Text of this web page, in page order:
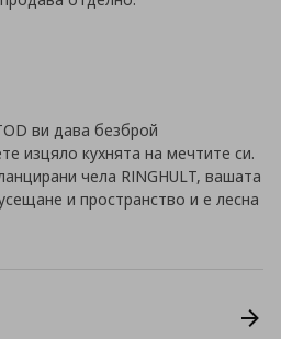
ви дава безброй
изцяло кухнята на мечтите си.
чела RINGHULT, вашата
и пространство и е лесна